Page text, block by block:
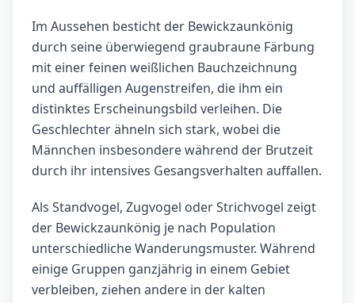
Im Aussehen besticht der Bewickzaunkönig
durch seine überwiegend graubraune Färbung
mit einer feinen weißlichen Bauchzeichnung
und auffälligen Augenstreifen, die ihm ein
distinktes Erscheinungsbild verleihen. Die
Geschlechter ähneln sich stark, wobei die
Männchen insbesondere während der Brutzeit
durch ihr intensives Gesangsverhalten auffallen.
Als Standvogel, Zugvogel oder Strichvogel zeigt
der Bewickzaunkönig je nach Population
unterschiedliche Wanderungsmuster. Während
einige Gruppen ganzjährig in einem Gebiet
verbleiben, ziehen andere in der kalten